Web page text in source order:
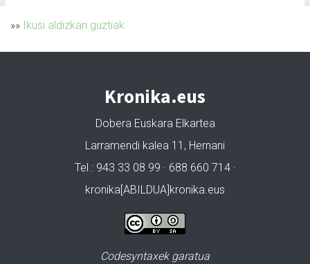
»» Ikusi aldizkari guztiak
Kronika.eus
Dobera Euskara Elkartea
Larramendi kalea 11, Hernani
Tel.: 943 33 08 99 · 688 660 714 ·
kronika[ABILDUA]kronika.eus
Codesyntaxek garatua